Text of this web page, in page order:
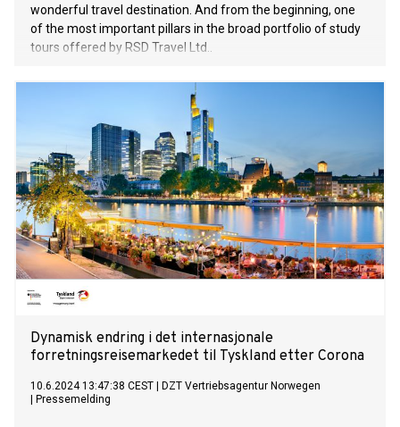
wonderful travel destination. And from the beginning, one
of the most important pillars in the broad portfolio of study
tours offered by RSD Travel Ltd..
Dynamisk endring i det internasjonale
forretningsreisemarkedet til Tyskland etter Corona
10.6.2024 13:47:38 CEST
DZT Vertriebsagentur Norwegen
Pressemelding